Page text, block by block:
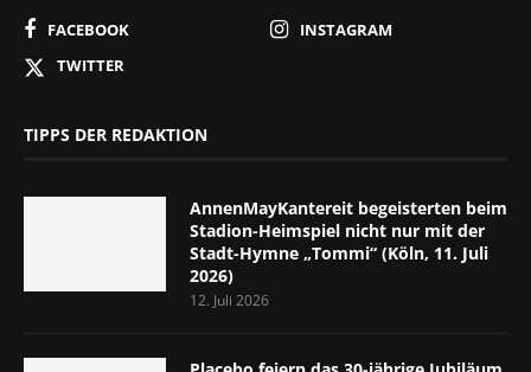
FACEBOOK
INSTAGRAM
TWITTER
TIPPS DER REDAKTION
AnnenMayKantereit begeisterten beim
Stadion-Heimspiel nicht nur mit der
Stadt-Hymne „Tommi“ (Köln, 11. Juli
2026)
12. Juli 2026